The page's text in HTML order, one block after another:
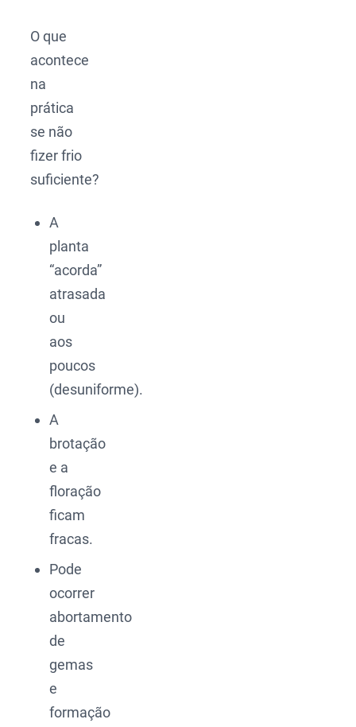
O que
acontece
na
prática
se não
fizer frio
suficiente?
A
planta
“acorda”
atrasada
ou
aos
poucos
(desuniforme).
A
brotação
e a
floração
ficam
fracas.
Pode
ocorrer
abortamento
de
gemas
e
formação